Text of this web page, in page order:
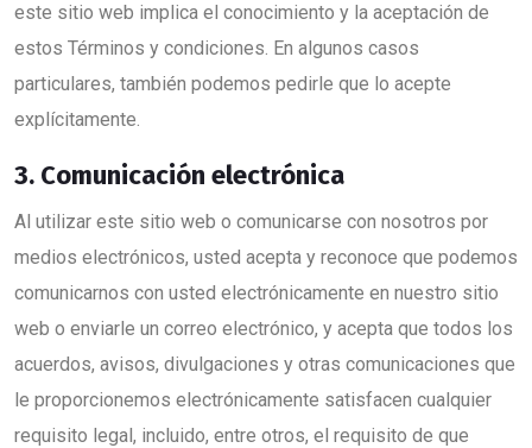
este sitio web implica el conocimiento y la aceptación de
estos Términos y condiciones. En algunos casos
particulares, también podemos pedirle que lo acepte
explícitamente.
3. Comunicación electrónica
Al utilizar este sitio web o comunicarse con nosotros por
medios electrónicos, usted acepta y reconoce que podemos
comunicarnos con usted electrónicamente en nuestro sitio
web o enviarle un correo electrónico, y acepta que todos los
acuerdos, avisos, divulgaciones y otras comunicaciones que
le proporcionemos electrónicamente satisfacen cualquier
requisito legal, incluido, entre otros, el requisito de que